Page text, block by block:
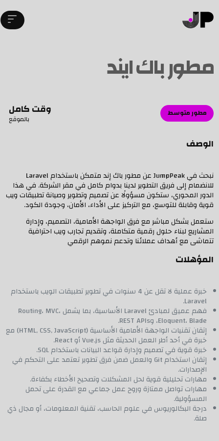
مطور باك ايند
مطور متوسط وقت كامل
بالموقع
الوصف
نبحث في JumpPeak عن مطور باك إند متمكن باستخدام Laravel
للانضمام إلى فريق التطوير لدينا بدوام كامل في مقر الشركة. في هذا
الدور المحوري، ستكون مسؤولًا عن تصميم وتطوير وصيانة تطبيقات ويب
قوية وقابلة للتوسع، مع التركيز على الأداء، الأمان، وجودة الكود.
ستعمل بشكل مباشر مع فرق الواجهة الأمامية، التصميم، وإدارة
المشاريع لبناء حلول رقمية متكاملة، وتقديم تجارب ويب احترافية
تتماشى مع أهداف عملائنا وتدعم نموهم الرقمي
المؤهلات
خبرة عملية لا تقل عن 4 سنوات في تطوير تطبيقات الويب باستخدام
Laravel.
فهم عميق لمبادئ Laravel الأساسية، بما يشمل Routing، MVC،
Eloquent، Blade، وREST APIs.
إتقان تقنيات الواجهة الأمامية الأساسية (HTML, CSS, JavaScript) مع
خبرة في أحد أطر العمل الحديثة مثل Vue.js أو React.
خبرة قوية في تصميم وإدارة قواعد البيانات باستخدام SQL.
إتقان استخدام Git والعمل ضمن فرق تطوير تعتمد على التحكم في
الإصدارات.
مهارات تحليلية قوية لحل المشكلات وتصحيح الأخطاء بكفاءة.
مهارات تواصل ممتازة وروح عمل جماعي مع القدرة على تحمل
المسؤولية.
درجة البكالوريوس في علوم الحاسب، تقنية المعلومات، أو مجال ذي
صلة.